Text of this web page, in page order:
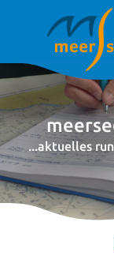
...aktuelles